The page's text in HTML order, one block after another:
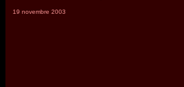
19 novembre 2003